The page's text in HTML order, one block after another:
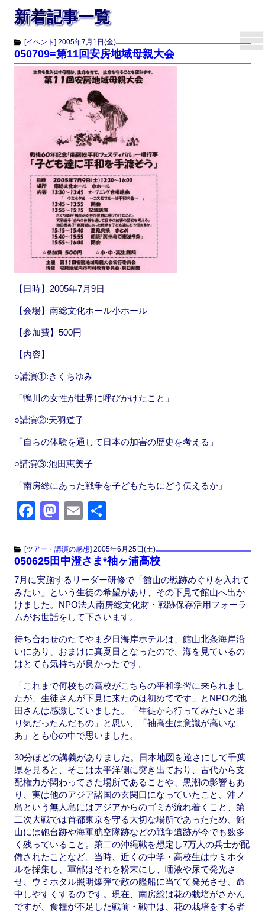
新着記事一覧
[イベント ] 2005年7月1日(金)
050709=第11回安房地域母親大会
【日時】2005年7月9日
【会場】南総文化ホール小ホール
【参加費】500円
【内容】
○講演①:きくちゆみ
「鴨川の女性が世界に呼びかけたこと」
○講演②:天羽道子
「自らの体験を通して日本の加害の歴史を考える」
○講演③:池田恵美子
「南房総にあった戦争を子どもたちにどう伝えるか」
F
c
e
b
o
o
k
M
st
o
d
o
n
E
ail
[ツアー・講演の感想] 2005年6月25日(土)
050625田中澄さま*袖ヶ浦高校
7月に実施するリーダー研修で「館山の戦跡めぐりを入れて
みたい」という生徒の希望があり、その下見で館山へ出か
けました。NPO法人南房総文化財・戦跡保存活用フォーラ
ムがお世話をして下さいます。
待ち合わせのたてやま夕日海岸ホテルは、館山北条海岸沿
いにあり、おまけに真夏日となったので、海を見ているの
はとても気持ちが良かったです。
「これまで何校もの高校がこちらの平和学習に来られまし
たが、生徒さんが下見に来たのは初めてです」とNPOの池
田さんは感激していました。「生徒から行ってみたいと乗
り気だったんだもの」と思い、「袖高生は意識が高いな
あ」とも心の中で思いました。
30分ほどの講義がありました。日本地図を逆さにして千葉
県を見ると、そこは太平洋側に突き出ており、古代から支
配権力が関わってきた場所であることや、黒潮の影響もあ
り、実は他のアジア諸国の玄関口になっていたこと、沖ノ
島という無人島にはアジアからのゴミが流れ着くこと、第
二次大戦では首都東京を守る大切な場所であったため、館
山には砲台跡や海軍航空隊跡などの戦争遺跡が今でも数多
く残っていること。第二の沖縄戦を想定し7万人の兵士が配
備されたことなど。当時、近くの中学・高校生はウミホタ
ルを採集し、軍部はそれを粉末にし、唾液や尿で発光さ
せ、ウミホタル照明爆弾で敵の艦船に当てて発光させ、命
中しやすくするのです。現在、南房総は花の栽培がさかん
ですが、食糧が不足した戦前・戦中は、花の栽培をする者